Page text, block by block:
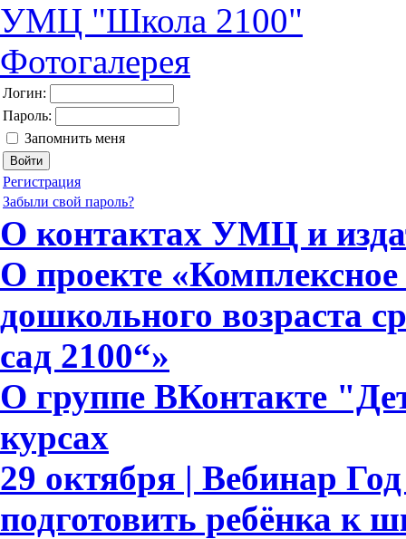
УМЦ "Школа 2100"
Фотогалерея
Логин:
Пароль:
Запомнить меня
Регистрация
Забыли свой пароль?
О контактах УМЦ и
О проекте «Комплексное
дошкольного возраста
сад 2100“»
О группе ВКонтакте
курсах
29 октября | Вебинар
подготовить ребёнка к